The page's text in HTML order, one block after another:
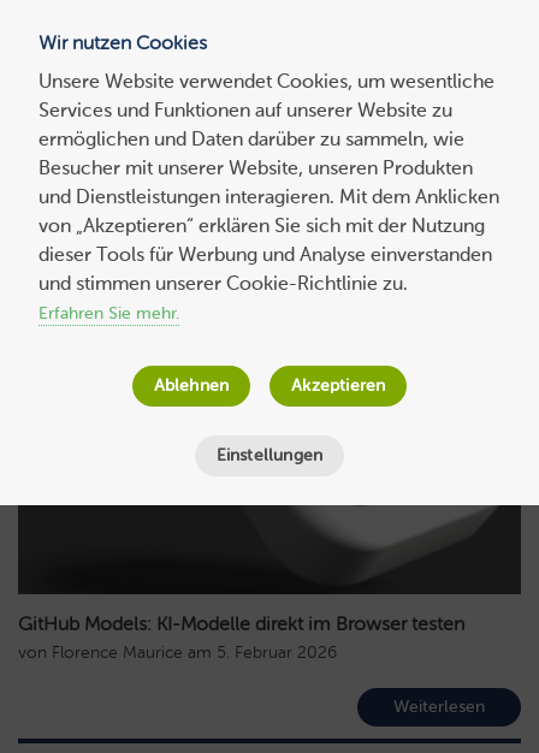
Suchen
nach:
Author: Florence Maurice
GitHub Models: KI-Modelle direkt im Browser testen
von Florence Maurice am 5. Februar 2026
Weiterlesen
Wir nutzen Cookies
Unsere Website verwendet Cookies, um wesentliche
Services und Funktionen auf unserer Website zu
ermöglichen und Daten darüber zu sammeln, wie
Besucher mit unserer Website, unseren Produkten
und Dienstleistungen interagieren. Mit dem Anklicken
von „Akzeptieren“ erklären Sie sich mit der Nutzung
dieser Tools für Werbung und Analyse einverstanden
und stimmen unserer Cookie-Richtlinie zu.
Erfahren Sie mehr.
Einstellungen
Ablehnen Akzeptieren